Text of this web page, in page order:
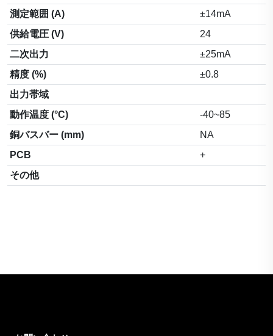
測定範囲 (A)
±14mA
供給電圧 (V)
24
二次出力
±25mA
精度 (%)
±0.8
出力帯域
動作温度 (°C)
-40~85
銅バスバー (mm)
NA
PCB
+
その他